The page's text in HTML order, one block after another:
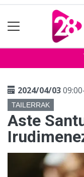
2024/04/03
TAILERRAK
Aste